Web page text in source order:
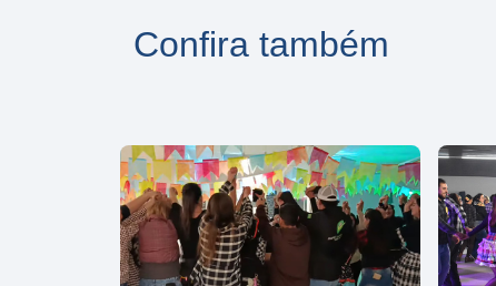
Confira também